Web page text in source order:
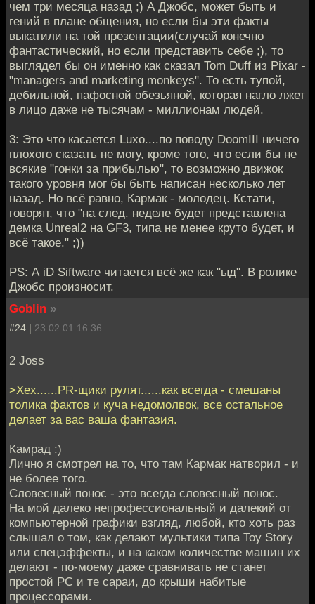
чем три месяца назад ;) А Джобс, может быть и
гений в плане общения, но если бы эти факты
выкатили на той презентации(случай конечно
фантастический, но если представить себе ;), то
выглядел бы он именно как сказал Tom Duff из Pixar -
"managers and marketing monkeys". То есть тупой,
дебильной, пафосной обезьяной, которая нагло лжет
в лицо даже не тысячам - миллионам людей.
3: Это что касается Luxo....по поводу DoomIII ничего
плохого сказать не могу, кроме того, что если бы не
всякие "гонки за прибылью", то возможно движок
такого уровня мог бы быть написан несколько лет
назад. Но всё равно, Кармак - молодец. Кстати,
говорят, что "на след. неделе будет представлена
демка Unreal2 на GF3, типа не менее круто будет, и
всё такое." ;))
PS: А iD Siftware читается всё же как "ыд". В ролике
Джобс произносит.
Goblin »
#24 | 23.02.01 16:36
2 Joss
>Хех......PR-щики рулят......как всегда - смешаны
толика фактов и куча недомолвок, все остальное
делает за вас ваша фантазия.
Камрад :)
Лично я смотрел на то, что там Кармак натворил - и
не более того.
Словесный понос - это всегда словесный понос.
На мой далеко непрофессиональный и далекий от
компьютерной графики взгляд, любой, кто хоть раз
слышал о том, как делают мультики типа Toy Story
или спецэффекты, и на каком количестве машин их
делают - по-моему даже сравнивать не станет
простой РС и те сараи, до крыши набитые
процессорами.